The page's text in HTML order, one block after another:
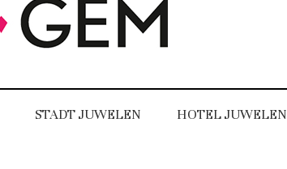
STADT JUWELEN HOTEL JUWELEN